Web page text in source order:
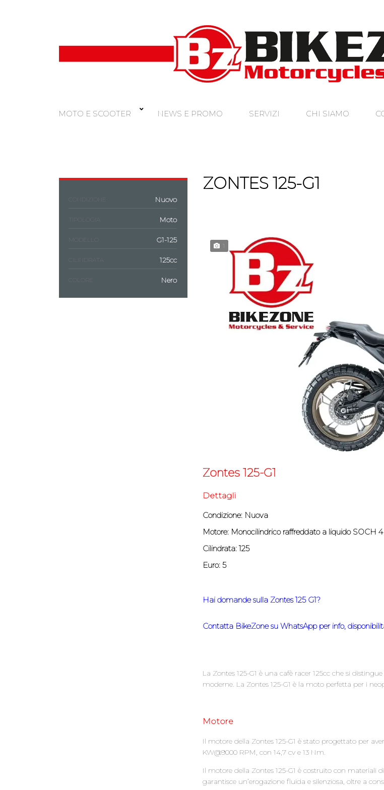
MOTO E SCOOTER NEWS E PROMO SERVIZI CHI SIAMO
ZONTES 125-G1
1
Zontes 125-G1
Dettagli
Condizione: Nuova
Motore: Monocilindrico raffreddato a liquido SOCH 4
Cilindrata: 125
Euro: 5
Hai domande sulla Zontes 125 G1?
Contatta BikeZone su WhatsApp per info,
La Zontes 125-G1 è una cafè racer 125cc che si
moderne. La Zontes 125-G1 è la moto perfetta per i
Motore
Il motore della Zontes 125-G1 è stato progettato per
KW@9000 RPM, con 14,7 cv e 13 Nm.
Il motore della Zontes 125-G1 è costruito con
garantisce un’erogazione fluida e silenziosa, oltre a
Nuovo
Moto
G1-125
125cc
Nero